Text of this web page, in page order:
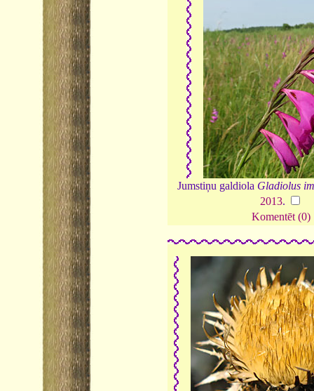
Jumstiņu galdiola Gladiolus
2013.
Komentēt (0)